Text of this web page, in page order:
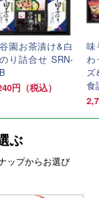
園お茶漬け&白
り詰合せ SRN-
円（税込）
味
わ
ズ
食
ぶ
ップからお選び